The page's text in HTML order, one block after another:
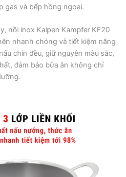
gas và bếp hồng ngoại.
nồi inox Kalpen Kampfer KF20
nhanh chóng và tiết kiệm năng
chín đều, giữ nguyên màu sắc,
đảm bảo bữa ăn không chỉ